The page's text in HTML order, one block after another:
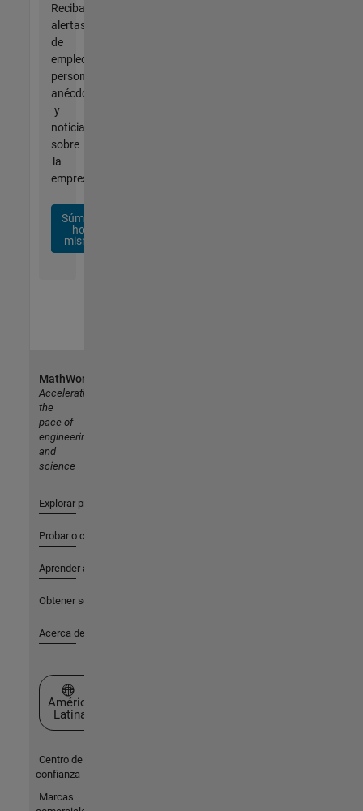
Reciba
alertas
de
empleo
personalizadas,
anécdotas
y
noticias
sobre
la
empresa.
Súmese
hoy
mismo
MathWorks
Accelerating
the
pace of
engineering
and
science
Explorar productos
Probar o comprar
Aprender a utilizar
Obtener soporte
Acerca de MathWorks
Seleccione un país/idioma
América
Latina
Centro de
confianza
Marcas